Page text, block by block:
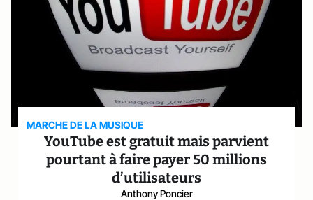
MARCHE DE LA MUSIQUE
YouTube est gratuit mais parvient
pourtant à faire payer 50 millions
d’utilisateurs
Anthony Poncier